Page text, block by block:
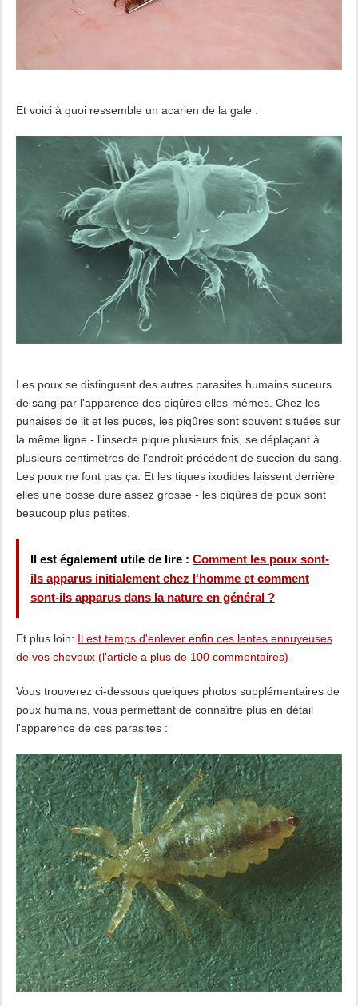
Et voici à quoi ressemble un acarien de la gale :
Les poux se distinguent des autres parasites humains suceurs
de sang par l'apparence des piqûres elles-mêmes. Chez les
punaises de lit et les puces, les piqûres sont souvent situées sur
la même ligne - l'insecte pique plusieurs fois, se déplaçant à
plusieurs centimètres de l'endroit précédent de succion du sang.
Les poux ne font pas ça. Et les tiques ixodides laissent derrière
elles une bosse dure assez grosse - les piqûres de poux sont
beaucoup plus petites.
Il est également utile de lire : Comment les poux sont-
ils apparus initialement chez l'homme et comment
sont-ils apparus dans la nature en général ?
Et plus loin: Il est temps d'enlever enfin ces lentes ennuyeuses
de vos cheveux (l'article a plus de 100 commentaires)
Vous trouverez ci-dessous quelques photos supplémentaires de
poux humains, vous permettant de connaître plus en détail
l'apparence de ces parasites :